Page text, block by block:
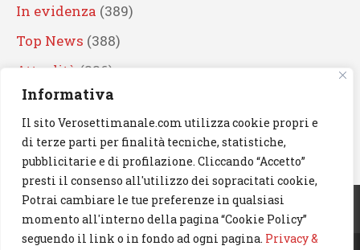
Informativa
Il sito Verosettimanale.com utilizza cookie propri e
di terze parti per finalità tecniche, statistiche,
pubblicitarie e di profilazione. Cliccando “Accetto”
presti il consenso all'utilizzo dei sopracitati cookie,
Potrai cambiare le tue preferenze in qualsiasi
momento all'interno della pagina “Cookie Policy”
seguendo il link o in fondo ad ogni pagina. Privacy &
In evidenza (389)
Top News (388)
Attualità (336)
Eventi(330)
Artisti (241)
News(238)
Cerca